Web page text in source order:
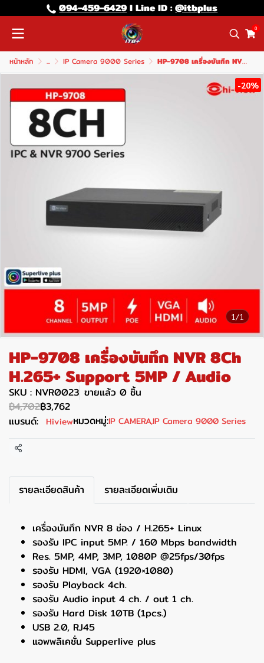
094-459-6429l Line lD :@itbplus
0
หน้าหลัก ... IP Camera 9000 Series HP-9708 เครื่องบันทึก NVR 8Ch H.265+ Support 5MP / Audio
1/1
-20%
HP-9708 เครื่องบันทึก NVR 8Ch
H.265+ Support 5MP / Audio
SKU : NVR0023 ขายแล้ว 0 ชิ้น
฿4,702฿3,762
แบรนด์: Hiviewหมวดหมู่:IP CAMERA,IP Camera 9000 Series
แชร์
รายละเอียดสินค้า รายละเอียดเพิ่มเติม
เครื่องบันทึก NVR 8 ช่อง / H.265+ Linux
รองรับ IPC input 5MP. / 160 Mbps bandwidth
Res. 5MP, 4MP, 3MP, 1080P @25fps/30fps
รองรับ HDMI, VGA (1920×1080)
รองรับ Playback 4ch.
รองรับ Audio input 4 ch. / out 1 ch.
รองรับ Hard Disk 10TB (1pcs.)
USB 2.0, RJ45
แอพพลิเคชั่น Supperlive plus